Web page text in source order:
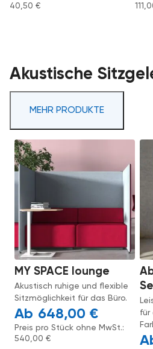
40,50 €
Akustische
MEHR PRODUKTE
MY SPACE lounge
Akustisch ruhige und flexible
Sitzmöglichkeit für das Büro.
648,00 €
Preis pro Stück ohne MwSt.:
540,00€
für